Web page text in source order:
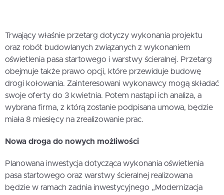
Trwający właśnie przetarg dotyczy wykonania projektu
oraz robót budowlanych związanych z wykonaniem
oświetlenia pasa startowego i warstwy ścieralnej. Przetarg
obejmuje także prawo opcji, które przewiduje budowę
drogi kołowania. Zainteresowani wykonawcy mogą składać
swoje oferty do 3 kwietnia. Potem nastąpi ich analiza, a
wybrana firma, z którą zostanie podpisana umowa, będzie
miała 8 miesięcy na zrealizowanie prac.
Nowa droga do nowych możliwości
Planowana inwestycja dotycząca wykonania oświetlenia
pasa startowego oraz warstwy ścieralnej realizowana
będzie w ramach zadnia inwestycyjnego „Modernizacja